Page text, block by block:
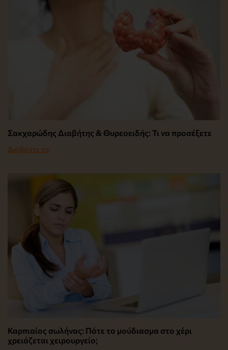
Σακχαρώδης Διαβήτης & Θυρεοειδής: Τι να προσέξετε
Διαβάστε το
Καρπιαίος σωλήνας: Πότε το μούδιασμα στο χέρι
χρειάζεται χειρουργείο;